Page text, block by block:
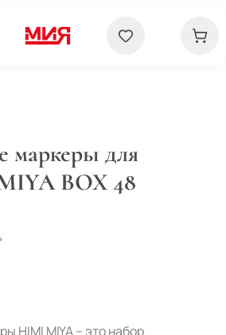
маркеры для
BOX 48
HIMI MIYA – это набор